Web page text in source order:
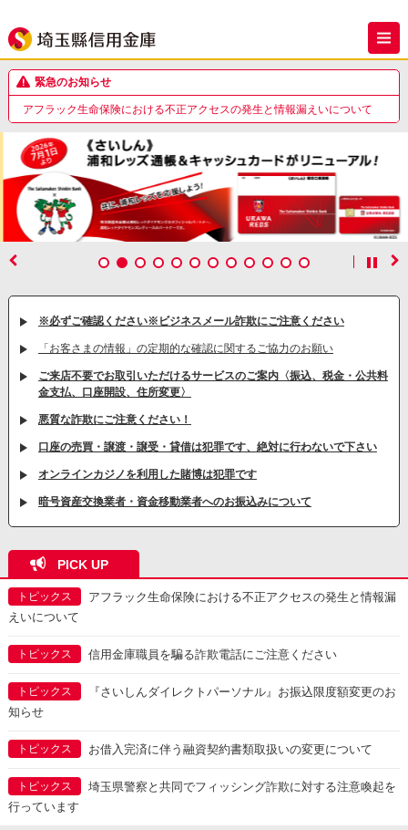
緊急のお知らせ
信用金庫等を騙る詐欺メールに関する注意喚起について
アフラック生命保険における不正アクセスの発生と情報漏えいについて
信用金庫職員を騙る詐欺電話にご注意ください
当金庫および関連会社等の役員を騙った不審なメールにご注意ください
不審メールに注意願います
信用金庫等を騙る詐欺メールに関する注意喚起について
アフラック生命保険における不正アクセスの発生と情報漏えいについて
※必ずご確認ください※ビジネスメール詐欺にご注意ください
「お客さまの情報」の定期的な確認に関するご協力のお願い
ご来店不要でお取引いただけるサービスのご案内〈振込、税金・公共料
金支払、口座開設、住所変更〉
悪質な詐欺にご注意ください！
口座の売買・譲渡・譲受・貸借は犯罪です、絶対に行わないで下さい
オンラインカジノを利用した賭博は犯罪です
暗号資産交換業者・資金移動業者へのお振込みについて
PICK UP
トピックス
アフラック生命保険における不正アクセスの発生と情報漏
えいについて
トピックス 信用金庫職員を騙る詐欺電話にご注意ください
トピックス
『さいしんダイレクトパーソナル』お振込限度額変更のお
知らせ
トピックス お借入完済に伴う融資契約書類取扱いの変更について
トピックス
埼玉県警察と共同でフィッシング詐欺に対する注意喚起を
行っています